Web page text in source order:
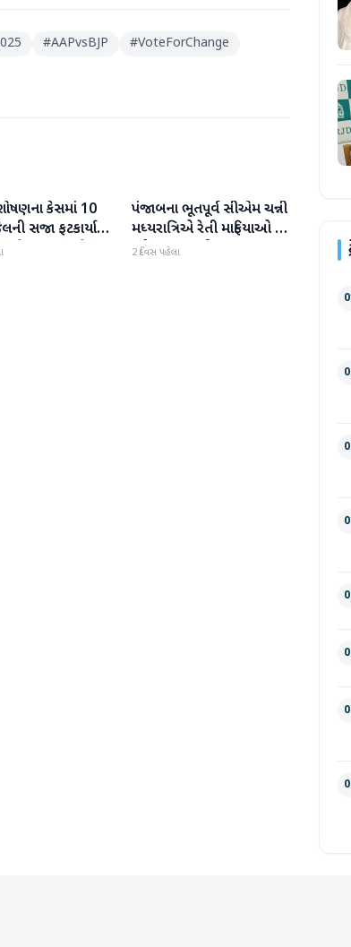
#AAPvsBJP #VoteForChange
કેસમાં 10
સજા ફટકાર્યા
તેજપાલનું પહેલું
રાજકારણ
પંજાબના ભૂતપૂર્વ સીએમ ચન્ની
મધ્યરાત્રિએ રેતી માફિયાઓ પર
દરોડા પાડવા નીકળ્યા
2 દિવસ પહેલા